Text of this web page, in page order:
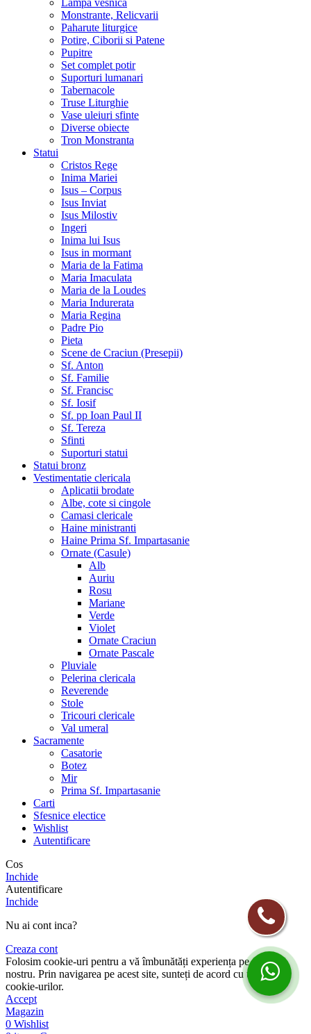
Lampa vesnica
Monstrante, Relicvarii
Paharute liturgice
Potire, Ciborii si Patene
Pupitre
Set complet potir
Suporturi lumanari
Tabernacole
Truse Liturghie
Vase uleiuri sfinte
Diverse obiecte
Tron Monstranta
Statui
Cristos Rege
Inima Mariei
Isus – Corpus
Isus Inviat
Isus Milostiv
Ingeri
Inima lui Isus
Isus in mormant
Maria de la Fatima
Maria Imaculata
Maria de la Loudes
Maria Indurerata
Maria Regina
Padre Pio
Pieta
Scene de Craciun (Presepii)
Sf. Anton
Sf. Familie
Sf. Francisc
Sf. Iosif
Sf. pp Ioan Paul II
Sf. Tereza
Sfinti
Suporturi statui
Statui bronz
Vestimentatie clericala
Aplicatii brodate
Albe, cote si cingole
Camasi clericale
Haine ministranti
Haine Prima Sf. Impartasanie
Ornate (Casule)
Alb
Auriu
Rosu
Mariane
Verde
Violet
Ornate Craciun
Ornate Pascale
Pluviale
Pelerina clericala
Reverende
Stole
Tricouri clericale
Val umeral
Sacramente
Casatorie
Botez
Mir
Prima Sf. Impartasanie
Carti
Sfesnice electice
Wishlist
Autentificare
Cos
Inchide
Autentificare
Inchide
Nu ai cont inca?
Creaza cont
Folosim cookie-uri pentru a vă îmbunătăți experiența pe site-ul
nostru. Prin navigarea pe acest site, sunteți de acord cu utilizarea
cookie-urilor.
Accept
Magazin
0 Wishlist